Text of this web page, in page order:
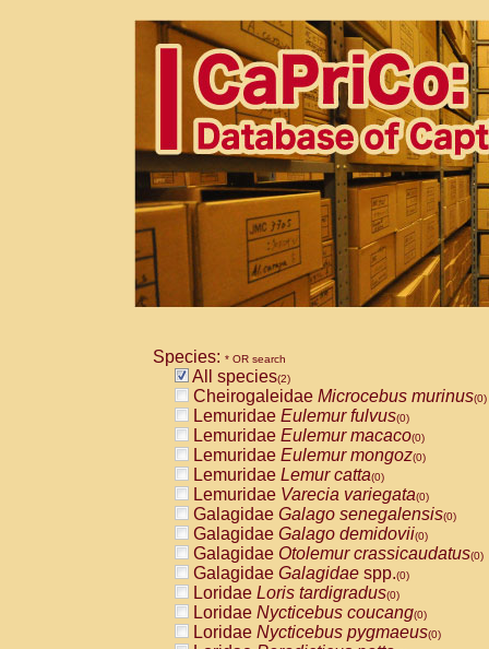
Species: * OR search
All species(2)
Cheirogaleidae Microcebus murinus(0)
Lemuridae Eulemur fulvus(0)
Lemuridae Eulemur macaco(0)
Lemuridae Eulemur mongoz(0)
Lemuridae Lemur catta(0)
Lemuridae Varecia variegata(0)
Galagidae Galago senegalensis(0)
Galagidae Galago demidovii(0)
Galagidae Otolemur crassicaudatus(0)
Galagidae Galagidae spp.(0)
Loridae Loris tardigradus(0)
Loridae Nycticebus coucang(0)
Loridae Nycticebus pygmaeus(0)